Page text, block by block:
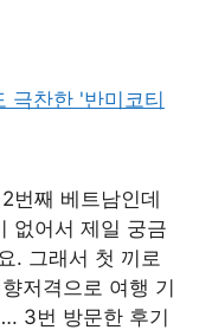
번째 베트남인데
없어서 제일 궁금
. 그래서 첫 끼로
저격으로 여행 기
​3번 방문한 후기